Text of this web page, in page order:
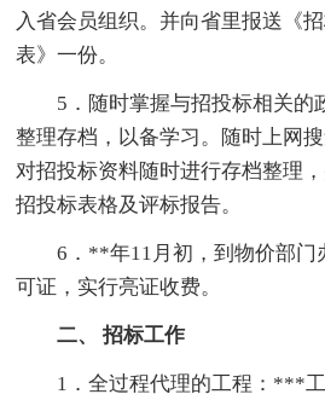
入省会员组织。并向省里报送《
表》一份。
5．随时掌握与招投标相关的
整理存档，以备学习。随时上网
对招投标资料随时进行存档整理
招投标表格及评标报告。
6．**年11月初，到物价部门
可证，实行亮证收费。
二、 招标工作
1．全过程代理的工程：***工